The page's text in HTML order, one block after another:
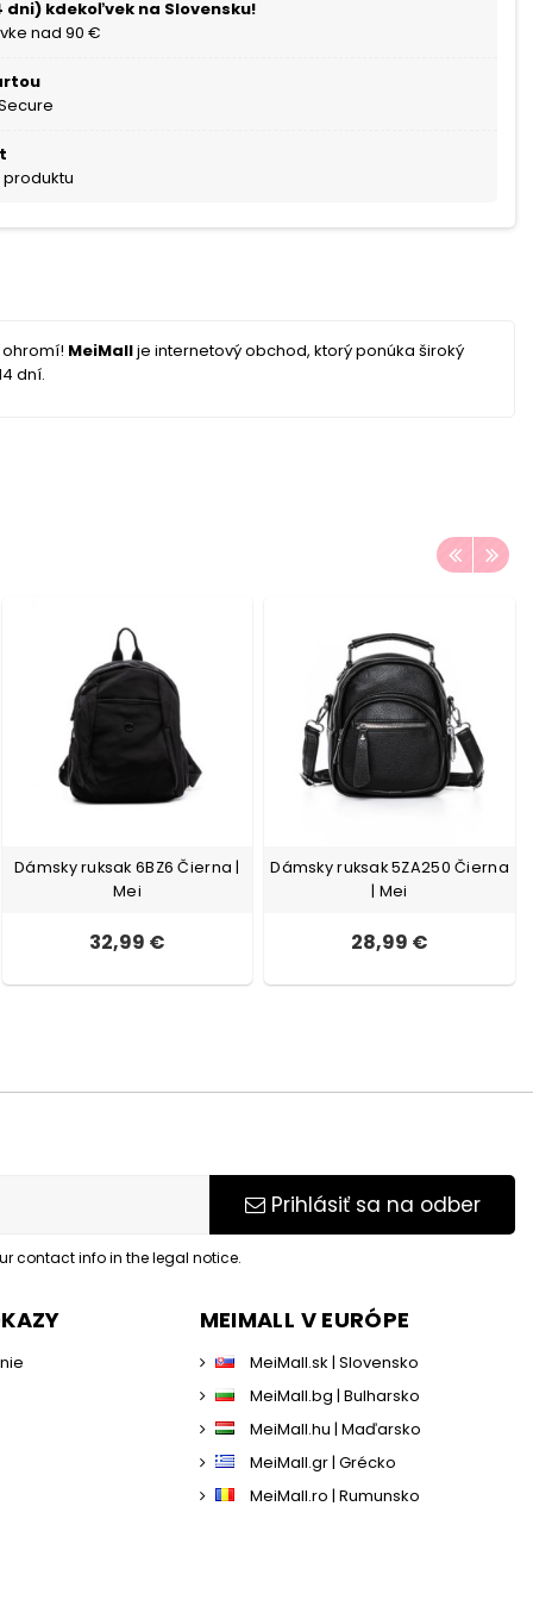
kdekoľvek na Slovensku!
nad 90 €
MeiMallje internetový obchod, ktorý ponúka široký
dní.
Dámsky ruksak 6BZ6 Čierna |
Mei
32,99 €
Dámsky ruksak 5ZA250 Čierna
| Mei
28,99 €
Prihlásiť sa na odber
contact info in the legal notice.
MEIMALL V EURÓPE
MeiMall.sk | Slovensko
MeiMall.bg | Bulharsko
MeiMall.hu | Maďarsko
MeiMall.gr | Grécko
MeiMall.ro | Rumunsko